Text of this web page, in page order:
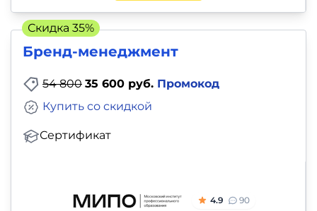
Бренд-менеджмент
54 800 35 600 руб. Промокод
Сертификат
Купить со скидкой
4.9 90
Скидка 35%